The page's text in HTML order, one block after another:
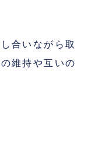
合いながら取
維持や互いの